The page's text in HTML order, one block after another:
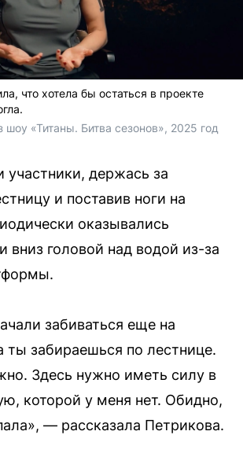
что хотела бы остаться в проекте
шоу «Титаны. Битва сезонов», 2025 год
участники, держась за
и поставив ноги на
оказывались
вниз головой над водой из-за
забиваться еще на
ты забираешься по лестнице.
Здесь нужно иметь силу в
которой у меня нет. Обидно,
— рассказала Петрикова.